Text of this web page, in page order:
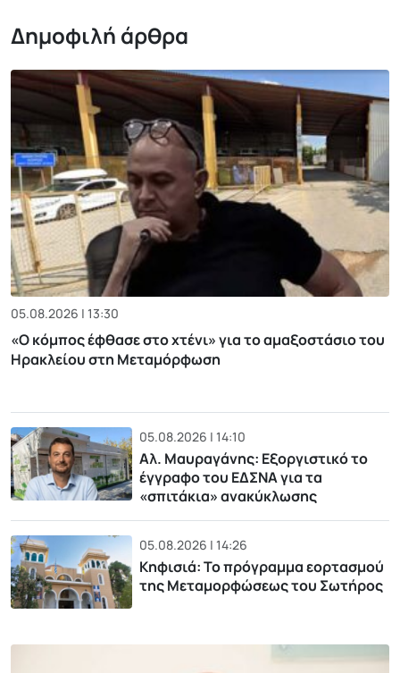
Δημοφιλή άρθρα
05.08.2026 | 13:30
«Ο κόμπος έφθασε στο χτένι» για το αμαξοστάσιο του
Ηρακλείου στη Μεταμόρφωση
05.08.2026 | 14:10
Αλ. Μαυραγάνης: Εξοργιστικό το
έγγραφο του ΕΔΣΝΑ για τα
«σπιτάκια» ανακύκλωσης
05.08.2026 | 14:26
Κηφισιά: Το πρόγραμμα εορτασμού
της Μεταμορφώσεως του Σωτήρος